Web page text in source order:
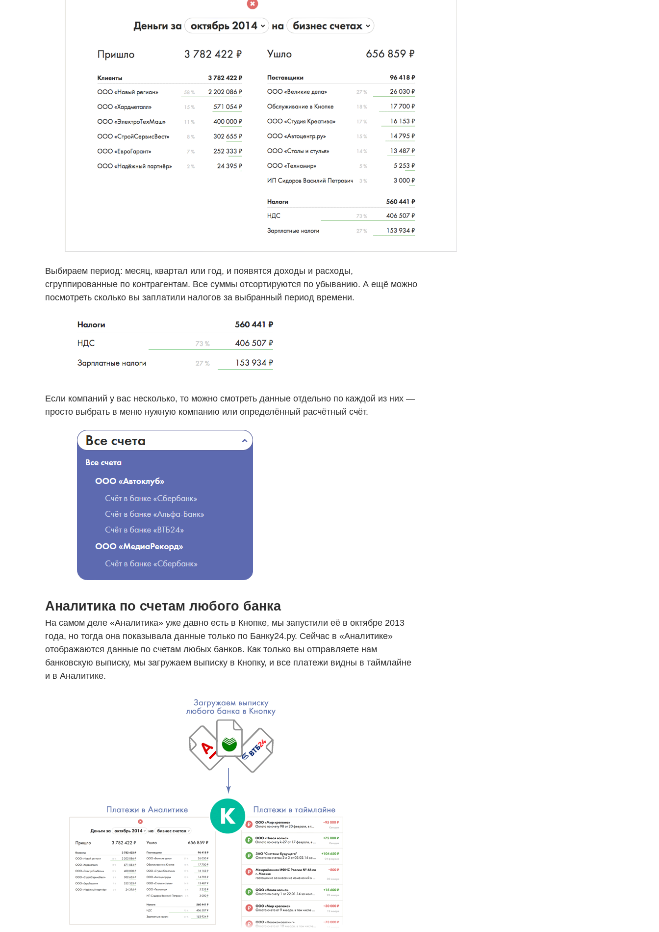
Выбираем период: месяц, квартал или год, и появятся доходы и расходы,
сгруппированные по контрагентам. Все суммы отсортируются по убыванию. А ещё можно
посмотреть сколько вы заплатили налогов за выбранный период времени.
Если компаний у вас несколько, то можно смотреть данные отдельно по каждой из них —
просто выбрать в меню нужную компанию или определённый расчётный счёт.
Аналитика по счетам любого банка
На самом деле «Аналитика» уже давно есть в Кнопке, мы запустили её в октябре 2013
года, но тогда она показывала данные только по Банку24.ру. Сейчас в «Аналитике»
отображаются данные по счетам любых банков. Как только вы отправляете нам
банковскую выписку, мы загружаем выписку в Кнопку, и все платежи видны в таймлайне
и в Аналитике.